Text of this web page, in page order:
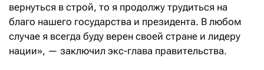
вернуться в строй, то я продолжу трудиться на
благо нашего государства и президента. В любом
случае я всегда буду верен своей стране и лидеру
нации», — заключил экс-глава правительства.